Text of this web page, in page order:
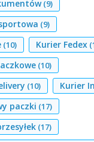
(9)
(9)
(10) Kurier Fedex
(10)
(10) Kurier
paczki (17)
(17)